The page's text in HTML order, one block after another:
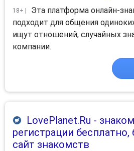
18+ |
Эта платформа онлайн-
подходит для общения
ищут отношений, случайных
компании.
LovePlanet.Ru -
регистрации
сайт знакомств